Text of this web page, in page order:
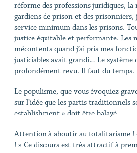
réforme des professions juridiques,
gardiens de prison et des prisonniers,
service minimum dans les prisons.
justice équitable et performante. Les
mécontents quand j’ai pris mes
justiciables avait grandi… Le système
profondément revu. Il faut du temps.
Le populisme, que vous évoquiez
sur l’idée que les partis traditionnels
establishment » doit être balayé…
Attention à aboutir au totalitarisme !
! » Ce discours est très attractif à